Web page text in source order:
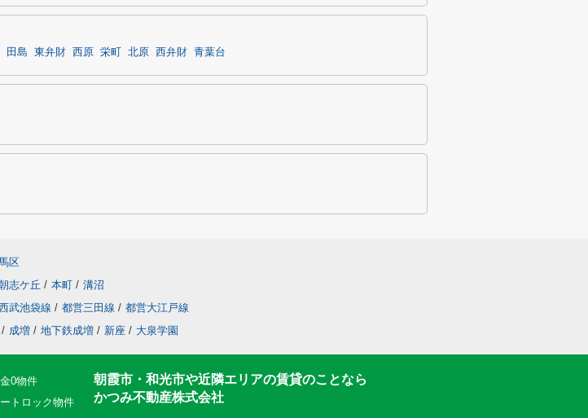
田島 東弁財 西原 栄町 北原 西弁財 青葉台
区
志ケ丘 / 本町 / 溝沼
武池袋線 / 都営三田線 / 都営大江戸線
/ 成増 / 地下鉄成増 / 新座 / 大泉学園
0物件
トロック物件
朝霞市・和光市や近隣エリアの賃貸のことなら
かつみ不動産株式会社